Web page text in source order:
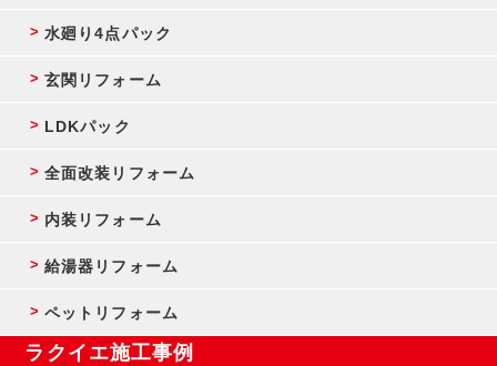
水廻り4点パック
玄関リフォーム
LDKパック
全面改装リフォーム
内装リフォーム
給湯器リフォーム
ペットリフォーム
ラクイエ施工事例